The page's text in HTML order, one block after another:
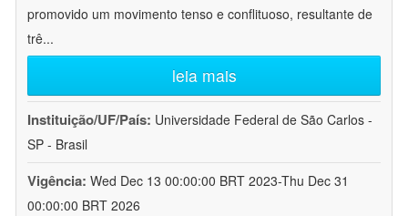
promovido um movimento tenso e conflituoso, resultante de
trê...
leia mais
Instituição/UF/País: Universidade Federal de São Carlos -
SP - Brasil
Vigência: Wed Dec 13 00:00:00 BRT 2023-Thu Dec 31
00:00:00 BRT 2026